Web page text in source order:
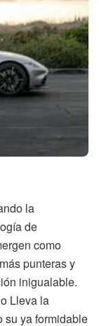
la
de
como
punteras y
inigualable.
Lleva la
su ya formidable